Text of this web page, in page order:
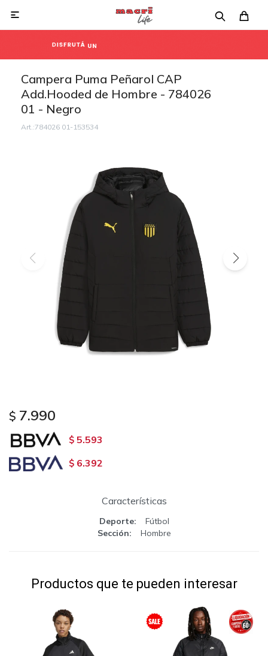

Campera Puma Peñarol CAP
Add.Hooded de Hombre - 784026
01 - Negro
784026 01-153534
$ 7.990
$ 5.593
$ 6.392
Características
Deporte
Fútbol
Sección
Hombre
Productos que te pueden interesar